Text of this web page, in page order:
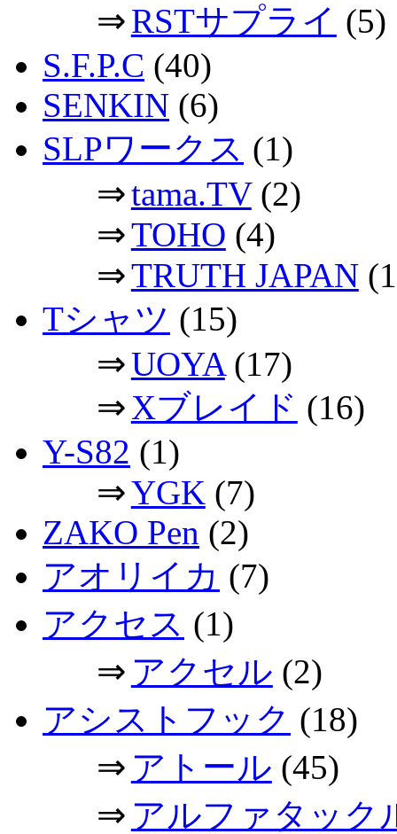
⇒RSTサプライ (5)
S.F.P.C (40)
SENKIN (6)
SLPワークス (1)
⇒tama.TV(2)
⇒TOHO (4)
⇒TRUTH JAPAN
Tシャツ (15)
⇒UOYA(17)
⇒Xブレイド (16)
Y-S82 (1)
⇒YGK (7)
ZAKO Pen (2)
アオリイカ (7)
アクセス (1)
⇒ アクセル (2)
アシストフック (18)
⇒ アトール (45)
⇒ アルファタック